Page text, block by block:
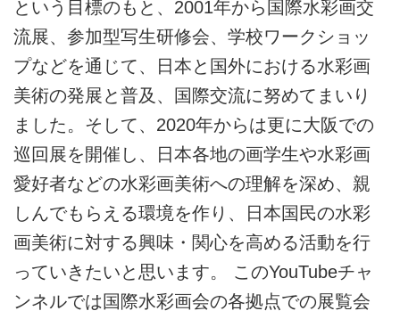
という目標のもと、2001年から国際水彩画交
流展、参加型写生研修会、学校ワークショッ
プなどを通じて、日本と国外における水彩画
美術の発展と普及、国際交流に努めてまいり
ました。そして、2020年からは更に大阪での
巡回展を開催し、日本各地の画学生や水彩画
愛好者などの水彩画美術への理解を深め、親
しんでもらえる環境を作り、日本国民の水彩
画美術に対する興味・関心を高める活動を行
っていきたいと思います。 このYouTubeチャ
ンネルでは国際水彩画会の各拠点での展覧会